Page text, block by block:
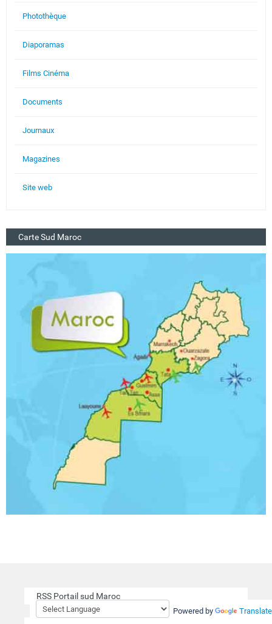
Photothèque
Diaporamas
Films Cinéma
Documents
Journaux
Magazines
Site web
Carte Sud Maroc
Powered by Translate
RSS Portail sud Maroc